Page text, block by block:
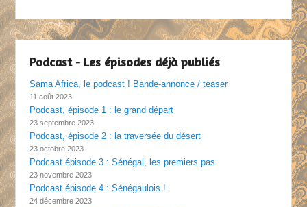
Podcast - Les épisodes déjà publiés
Sama Africa, le podcast ! Bande-annonce / teaser
11 août 2023
Podcast, épisode 1 : le grand départ
23 septembre 2023
Podcast, épisode 2 : la traversée du désert
23 octobre 2023
Podcast épisode 3 : Sénégal, les premiers pas
23 novembre 2023
Podcast épisode 4 : Sénégaulois !
24 décembre 2023